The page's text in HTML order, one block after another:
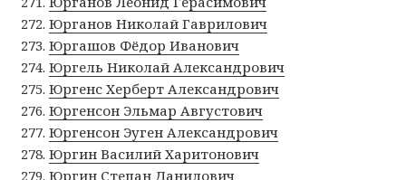
Юрганов Николай Гаврилович
Юргашов Фёдор Иванович
Юргель Николай Александрович
Юргенс Херберт Александрович
Юргенсон Эльмар Августович
Юргенсон Эуген Александрович
Юргин Василий Харитонович
Юргин Степан Данилович